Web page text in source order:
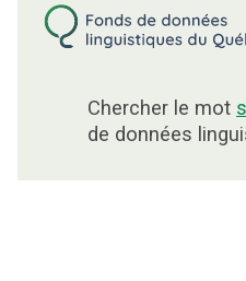
Chercher le mot
de données